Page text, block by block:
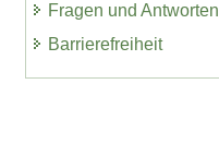
Fragen und Antworten
Barrierefreiheit